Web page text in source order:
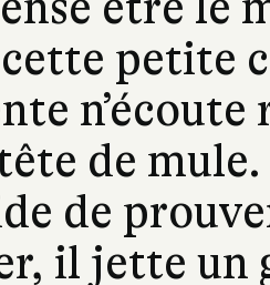
petite
de
de
il jette un